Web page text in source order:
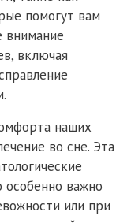
помогут вам
внимание
включая
наших
во сне. Эта
особенно важно
или при